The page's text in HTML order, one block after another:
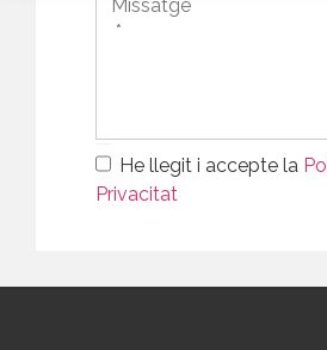
He llegit i accepte la
Privacitat